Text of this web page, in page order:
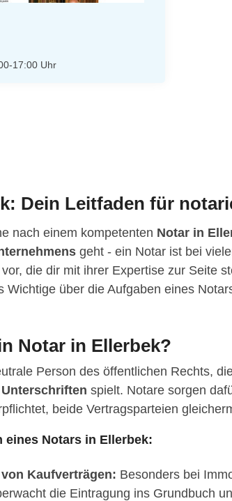
17:00 Uhr
Dein Leitfaden für
nach einem kompetenten Notar in
geht - ein Notar ist bei
die dir mit ihrer Expertise zur Seite
Wichtige über die Aufgaben eines
Notar in Ellerbek?
Person des öffentlichen Rechts,
spielt. Notare sorgen
beide Vertragsparteien
eines Notars in Ellerbek:
Kaufverträgen: Besonders bei
die Eintragung ins Grundbuch